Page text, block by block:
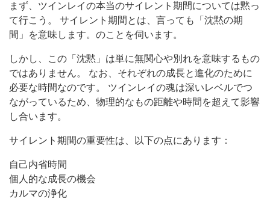
まず、ツインレイの本当のサイレント期間については黙っ
て行こう。 サイレント期間とは、言っても「沈黙の期
間」を意味します。のことを伺います。
しかし、この「沈黙」は単に無関心や別れを意味するもの
ではありません。 なお、それぞれの成長と進化のために
必要な時間なのです。 ツインレイの魂は深いレベルでつ
ながっているため、物理的なもの距離や時間を超えて影響
し合います。
サイレント期間の重要性は、以下の点にあります：
自己内省時間
個人的な成長の機会
カルマの浄化